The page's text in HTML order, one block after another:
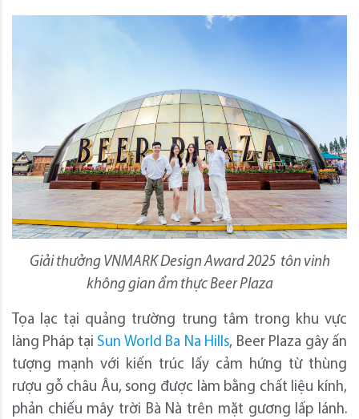
Giải thưởng VNMARK Design Award 2025 tôn vinh
không gian ẩm thực Beer Plaza
Tọa lạc tại quảng trường trung tâm trong khu vực
làng Pháp tại Sun World Ba Na Hills, Beer Plaza gây ấn
tượng mạnh với kiến trúc lấy cảm hứng từ thùng
rượu gỗ châu Âu, song được làm bằng chất liệu kính,
phản chiếu mây trời Bà Nà trên mặt gương lấp lánh.